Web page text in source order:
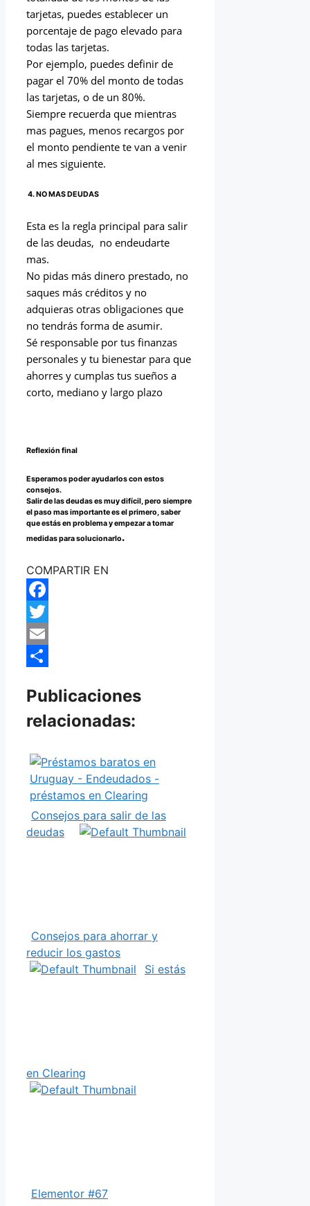
tarjetas, puedes establecer un
porcentaje de pago elevado para
todas las tarjetas.
Por ejemplo, puedes definir de
pagar el 70% del monto de todas
las tarjetas, o de un 80%.
Siempre recuerda que mientras
mas pagues, menos recargos por
el monto pendiente te van a venir
al mes siguiente.
4. NO MAS DEUDAS
Esta es la regla principal para salir
de las deudas, no endeudarte
mas.
No pidas más dinero prestado, no
saques más créditos y no
adquieras otras obligaciones que
no tendrás forma de asumir.
Sé responsable por tus finanzas
personales y tu bienestar para que
ahorres y cumplas tus sueños a
corto, mediano y largo plazo
Reflexión final
Esperamos poder ayudarlos con estos
consejos.
Salir de las deudas es muy difícil, pero siempre
el paso mas importante es el primero, saber
que estás en problema y empezar a tomar
medidas para solucionarlo.
COMPARTIR EN
Facebook
Twitter
Email
Publicaciones
relacionadas:
Consejos para salir de las
deudas
Consejos para ahorrar y
reducir los gastos
Si estás
en Clearing
Elementor #67